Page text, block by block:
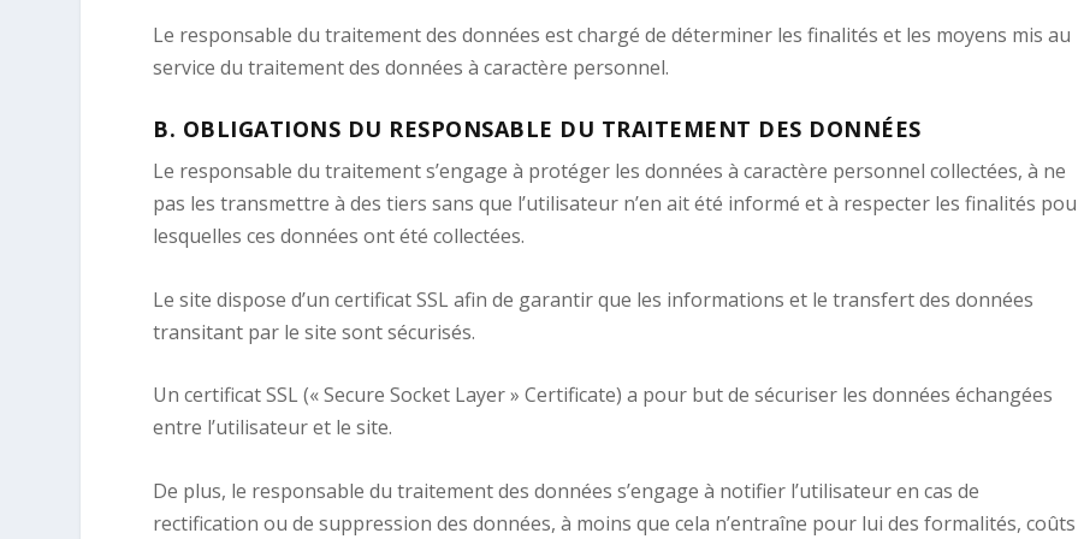
Le responsable du traitement des données est chargé de déterminer les finalités et les moyens mis au
service du traitement des données à caractère personnel.
B. OBLIGATIONS DU RESPONSABLE DU TRAITEMENT DES DONNÉES
Le responsable du traitement s’engage à protéger les données à caractère personnel collectées, à ne
pas les transmettre à des tiers sans que l’utilisateur n’en ait été informé et à respecter les finalités
lesquelles ces données ont été collectées.
Le site dispose d’un certificat SSL afin de garantir que les informations et le transfert des données
transitant par le site sont sécurisés.
Un certificat SSL (« Secure Socket Layer » Certificate) a pour but de sécuriser les données échangées
entre l’utilisateur et le site.
De plus, le responsable du traitement des données s’engage à notifier l’utilisateur en cas de
rectification ou de suppression des données, à moins que cela n’entraîne pour lui des formalités, coûts